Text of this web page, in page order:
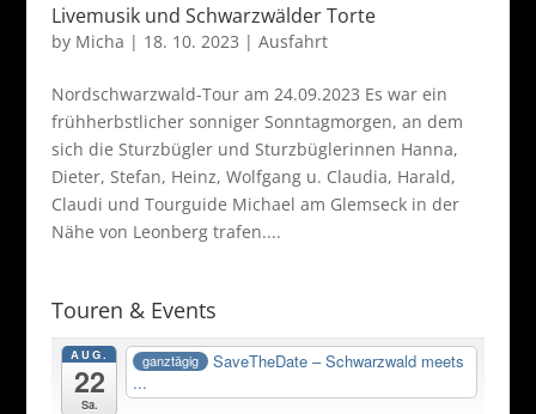
Livemusik und Schwarzwälder Torte
by Micha | 18. 10. 2023 | Ausfahrt
Nordschwarzwald-Tour am 24.09.2023 Es war ein
frühherbstlicher sonniger Sonntagmorgen, an dem
sich die Sturzbügler und Sturzbüglerinnen Hanna,
Dieter, Stefan, Heinz, Wolfgang u. Claudia, Harald,
Claudi und Tourguide Michael am Glemseck in der
Nähe von Leonberg trafen....
Touren & Events
AUG.
22
Sa.
ganztägig
SaveTheDate – Schwarzwald meets
...